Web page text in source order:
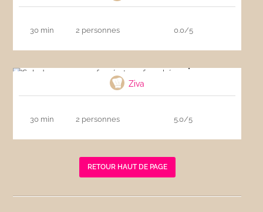
30 min 2 personnes 0.0/5
Ziva
30 min 2 personnes 5.0/5
RETOUR HAUT DE PAGE